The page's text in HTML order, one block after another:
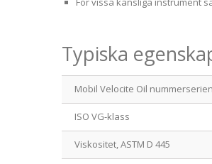
Typiska
Mobil Velocite Oil nummerserien
ISO VG-klass
Viskositet, ASTM D 445